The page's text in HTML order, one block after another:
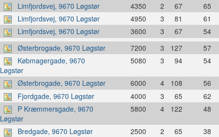
Limfjordsvej, 9670 Løgstør
4350 2 67
65
Limfjordsvej, 9670 Løgstør
4950 3 81
61
Limfjordsvej, 9670 Løgstør
3600 3 67
54
Østerbrogade, 9670 Løgstør
7200 3 127
57
Købmagergade, 9670
Løgstør
5080 3 94 54
Østerbrogade, 9670 Løgstør 6000 4 108
56
Fjordgade, 9670 Løgstør
4000 3 65
62
P Kræmmersgade, 9670
Løgstør
5800 4 122 48
Bredgade, 9670 Løgstør 2500 2 65
38